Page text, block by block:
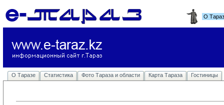
О
О Таразе Статистика Фото Тараза и области Карта Тараза Гостиницы